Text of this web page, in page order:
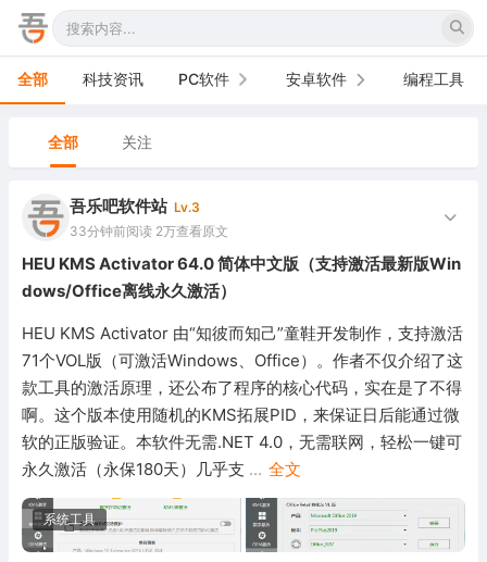
全部 科技资讯 PC软件
办公软件
图形图像
游戏娱乐
安全防御
系统下载
系统工具
安卓软件
手机软件
车机软件
编程工具
全部 关注
吾乐吧软件站 Lv.3
33分钟前阅读 2万查看原文
HEU KMS Activator 64.0 简体中文版（支持激活最新版Win
dows/Office离线永久激活）
HEU KMS Activator 由“知彼而知己”童鞋开发制作，支持激活
71个VOL版（可激活Windows、Office）。作者不仅介绍了这
款工具的激活原理，还公布了程序的核心代码，实在是了不得
啊。这个版本使用随机的KMS拓展PID，来保证日后能通过微
软的正版验证。本软件无需.NET 4.0，无需联网，轻松一键可
永久激活（永保180天）几乎支 ... 全文
系统工具